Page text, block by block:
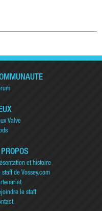
Valve
et histoire
staff de Vossey.com
le staff